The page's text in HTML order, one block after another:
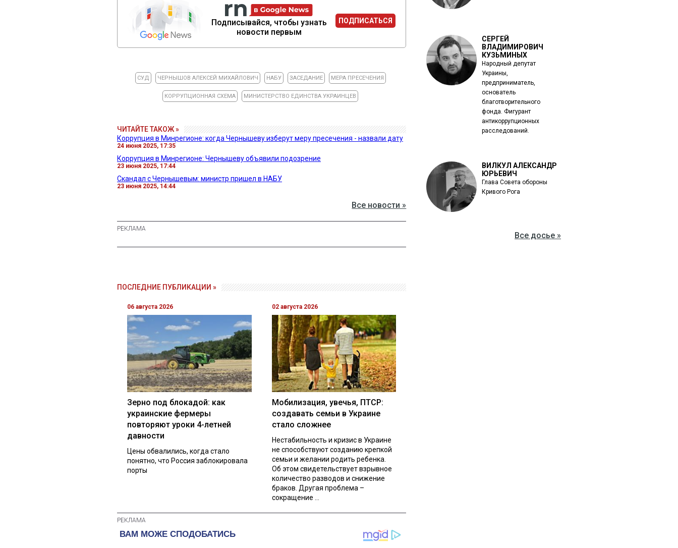
Подписывайся, чтобы узнать
новости первым
ПОДПИСАТЬСЯ
СУД ЧЕРНЫШОВ АЛЕКСЕЙ МИХАЙЛОВИЧ НАБУ ЗАСЕДАНИЕ МЕРА ПРЕСЕЧЕНИЯ
КОРРУПЦИОННАЯ СХЕМА МИНИСТЕРСТВО ЕДИНСТВА УКРАИНЦЕВ
ЧИТАЙТЕ ТАКОЖ »
Коррупция в Минрегионе: когда Чернышеву изберут меру пресечения - назвали дату
24 июня 2025, 17:35
Коррупция в Минрегионе: Чернышеву объявили подозрение
23 июня 2025, 17:44
Скандал с Чернышевым: министр пришел в НАБУ
23 июня 2025, 14:44
Все новости »
ПОСЛЕДНИЕ ПУБЛИКАЦИИ »
06 августа 2026
Зерно под блокадой: как
украинские фермеры
повторяют уроки 4-летней
давности
Цены обвалились, когда стало
понятно, что Россия заблокировала
порты
02 августа 2026
Мобилизация, увечья, ПТСР:
создавать семьи в Украине
стало сложнее
Нестабильность и кризис в Украине
не способствуют созданию крепкой
семьи и желании родить ребенка.
Об этом свидетельствует взрывное
количество разводов и снижение
браков. Другая проблема –
сокращение ...
СЕРГЕЙ
ВЛАДИМИРОВИЧ
КУЗЬМИНЫХ
Народный депутат
Украины,
предприниматель,
основатель
благотворительного
фонда. Фигурант
антикоррупционных
расследований.
ВИЛКУЛ АЛЕКСАНДР
ЮРЬЕВИЧ
Глава Совета обороны
Кривого Рога
Все досье »